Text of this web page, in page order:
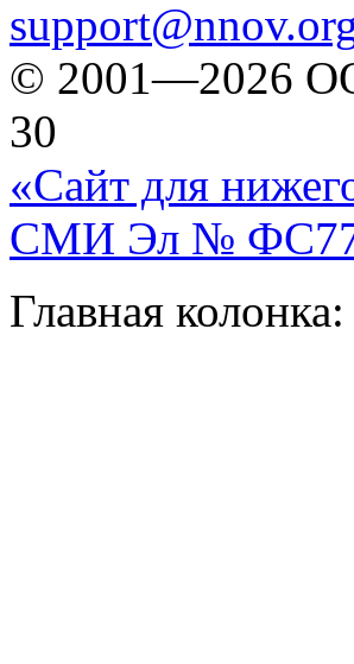
© 2001—2026
30
«Сайт для
СМИ Эл № ФС77-
Главная